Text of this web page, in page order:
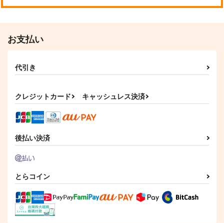
お支払い
代引き
クレジットカード キャッシュレス決済
後払い決済
とらコイン